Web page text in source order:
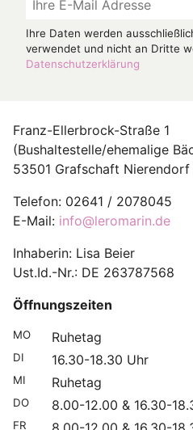
Ihre Daten werden
verwendet und nicht an Dritte
Datenschutzerklärung
Franz-Ellerbrock-Straße 1
(Bushaltestelle/ehemalige
53501 Grafschaft Nierendorf
Telefon: 02641 / 2078045
E-Mail: info@leromarin.de
Inhaberin: Lisa Beier
Ust.Id.-Nr.: DE 263787568
Öffnungszeiten
MO Ruhetag
DI 16.30-18.30 Uhr
MI Ruhetag
DO 8.00-12.00 & 16.30-
FR